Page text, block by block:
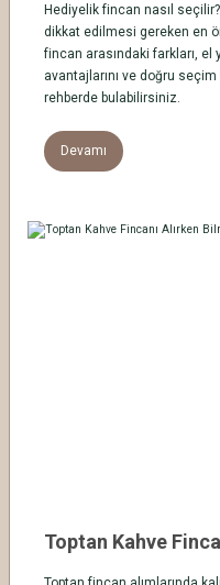
Hediyelik fincan nasıl
dikkat edilmesi gereken en
fincan arasındaki farkları, el
avantajlarını ve doğru
rehberde bulabilirsiniz.
Devamı